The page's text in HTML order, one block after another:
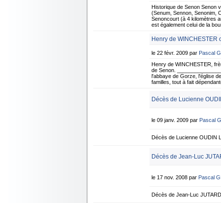
Historique de Senon Senon
(Senum, Sennon, Senonim,
Senoncourt (à 4 kilomètres
est également celui de la
Henry de
le 22 févr. 2009 par Pascal
Henry de WINCHESTER,
de Senon.
l'abbaye de Gorze, l'église
familles, tout à fait
Décès de Lucienne
le 09 janv. 2009 par Pascal
Décès de Lucienne OUDIN
Décès de Jean-Luc
le 17 nov. 2008 par Pascal
Décès de Jean-Luc